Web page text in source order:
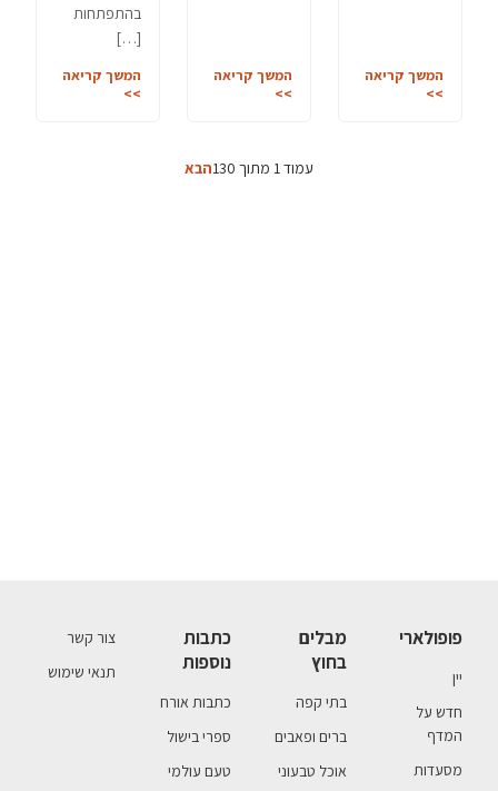
המשך קריאה
>>
המשך קריאה
>>
בהתפתחות
[…]
המשך קריאה
>>
עמוד 1 מתוך 130 הבא
פופולארי
יין
חדש על
המדף
מסעדות
מבלים
בחוץ
בתי קפה
ברים ופאבים
אוכל טבעוני
כתבות
נוספות
כתבות אורח
ספרי בישול
טעם עולמי
צור קשר
תנאי שימוש